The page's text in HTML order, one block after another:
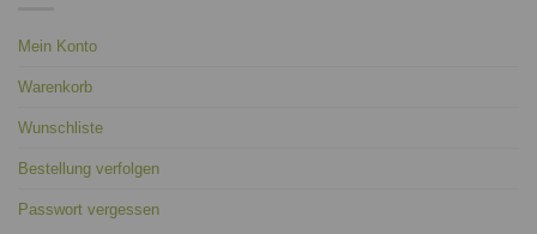
Mein Konto
Warenkorb
Wunschliste
Bestellung verfolgen
Passwort vergessen